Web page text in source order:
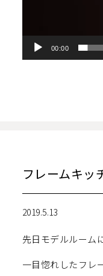
00:00
フレームキッ
2019.5.13
先日モデルルーム
一目惚れしたフレ